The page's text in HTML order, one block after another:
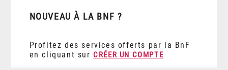
NOUVEAU À LA BNF ?
Profitez des services offerts par la BnF
en cliquant sur CRÉER UN COMPTE